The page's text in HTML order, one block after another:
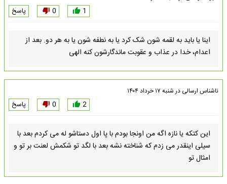
1
0 پاسخ
اینا یا باید به لقمه شون شک کرد یا به نطفه شون یا به هر دو. بعد از
اعدام، خدا در عذاب و عقوبت ماندگارشون کنه الهی
ناشناس ارسالی در شنبه ۱۷ خرداد ۱۴۰۴
2
0 پاسخ
این کتکه یا نازه اگه من اونجا بودم با پا اول دستاشو له می کردم بعد با
سیلی اینقدر می زدم که شناخته نشه بعد با لگد تو شکمش لعنت بر تو و
امثال تو